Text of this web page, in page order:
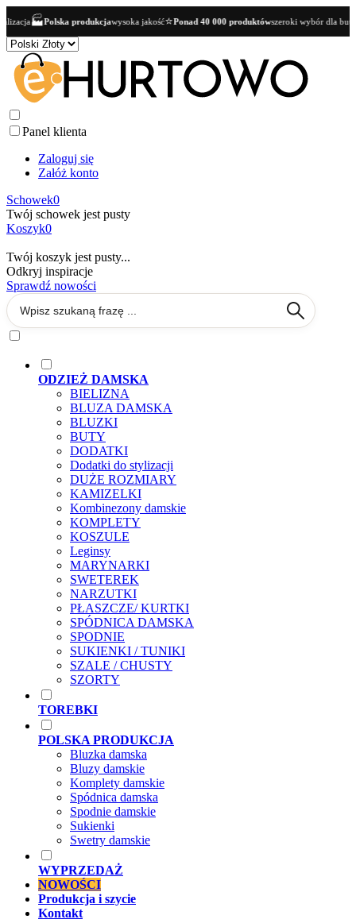
produkcjawysoka jakość⭐Ponad 40 000 produktówszeroki wybór dla butików👥Oferta
Panel klienta
Zaloguj się
Załóż konto
Schowek0
Twój schowek jest pusty
Koszyk0
Twój koszyk jest pusty...
Odkryj inspiracje
Sprawdź nowości
ODZIEŻ DAMSKA
BIELIZNA
BLUZA DAMSKA
BLUZKI
BUTY
DODATKI
Dodatki do stylizacji
DUŻE ROZMIARY
KAMIZELKI
Kombinezony damskie
KOMPLETY
KOSZULE
Leginsy
MARYNARKI
SWETEREK
NARZUTKI
PŁASZCZE/ KURTKI
SPÓDNICA DAMSKA
SPODNIE
SUKIENKI / TUNIKI
SZALE / CHUSTY
SZORTY
TOREBKI
POLSKA PRODUKCJA
Bluzka damska
Bluzy damskie
Komplety damskie
Spódnica damska
Spodnie damskie
Sukienki
Swetry damskie
WYPRZEDAŻ
NOWOŚCI
Produkcja i szycie
Kontakt